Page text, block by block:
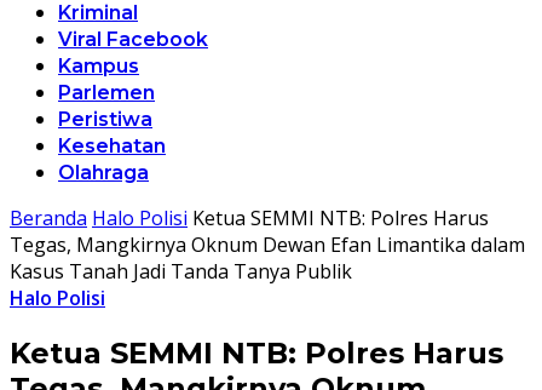
Kriminal
Viral Facebook
Kampus
Parlemen
Peristiwa
Kesehatan
Olahraga
Beranda Halo Polisi Ketua SEMMI NTB: Polres Harus
Tegas, Mangkirnya Oknum Dewan Efan Limantika dalam
Kasus Tanah Jadi Tanda Tanya Publik
Halo Polisi
Ketua SEMMI NTB: Polres Harus